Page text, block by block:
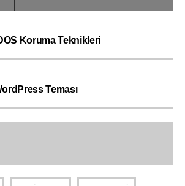
Koruma Teknikleri
Teması